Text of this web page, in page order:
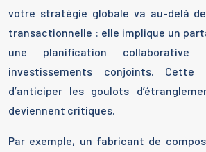
votre stratégie globale va au-delà
transactionnelle : elle implique un
une planification
investissements conjoints. Cette
d’anticiper les goulots
deviennent critiques.
Par exemple, un fabricant de